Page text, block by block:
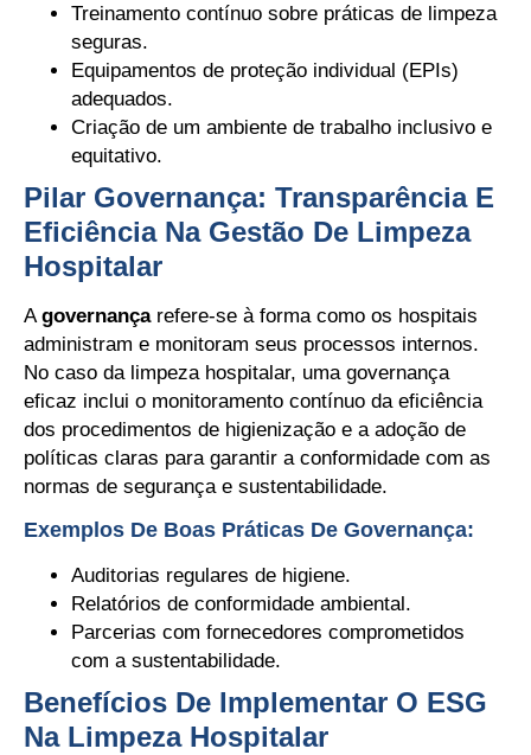
Treinamento contínuo sobre práticas de limpeza
seguras.
Equipamentos de proteção individual (EPIs)
adequados.
Criação de um ambiente de trabalho inclusivo e
equitativo.
Pilar Governança: Transparência E
Eficiência Na Gestão De Limpeza
Hospitalar
A governançarefere-se à forma como os hospitais
administram e monitoram seus processos internos.
No caso da limpeza hospitalar, uma governança
eficaz inclui o monitoramento contínuo da eficiência
dos procedimentos de higienização e a adoção de
políticas claras para garantir a conformidade com as
normas de segurança e sustentabilidade.
Exemplos De Boas Práticas De Governança:
Auditorias regulares de higiene.
Relatórios de conformidade ambiental.
Parcerias com fornecedores comprometidos
com a sustentabilidade.
Benefícios De Implementar O ESG
Na Limpeza Hospitalar